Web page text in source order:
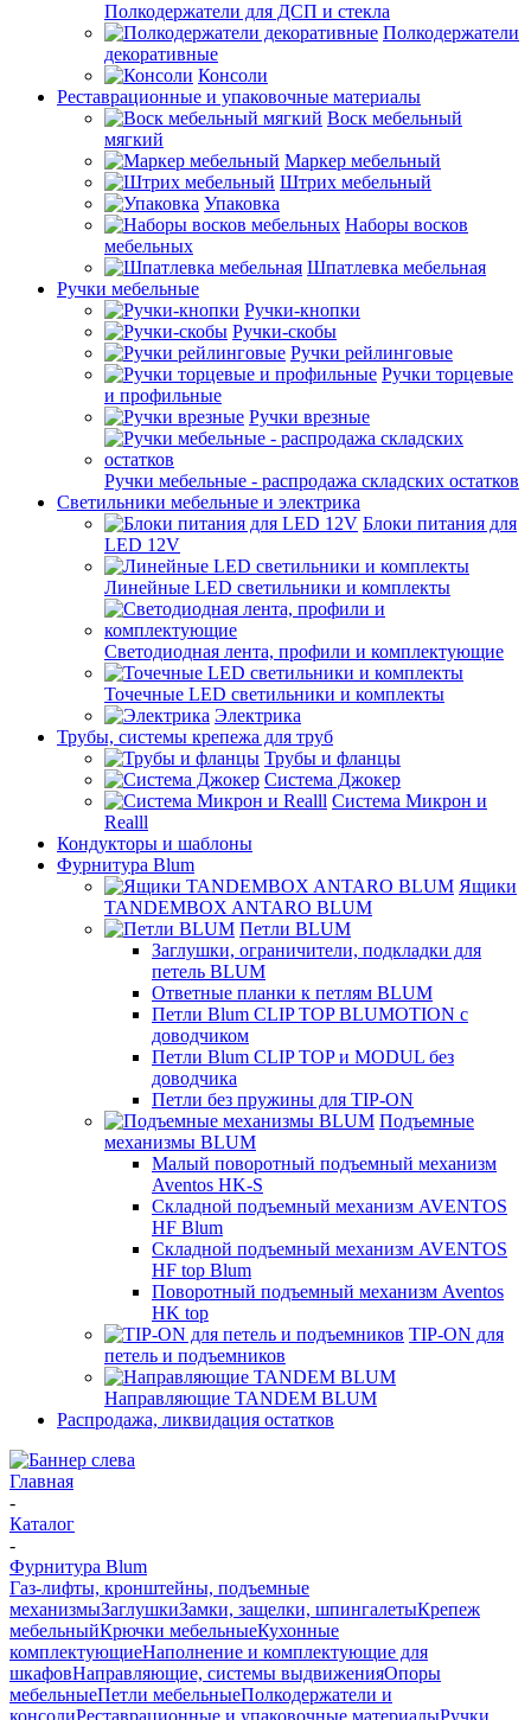
Полкодержатели для ДСП и стекла
Полкодержатели
декоративные
Консоли
Реставрационные и упаковочные материалы
Воск мебельный
мягкий
Маркер мебельный
Штрих мебельный
Упаковка
Наборы восков
мебельных
Шпатлевка мебельная
Ручки мебельные
Ручки-кнопки
Ручки-скобы
Ручки рейлинговые
Ручки торцевые
и профильные
Ручки врезные
Ручки мебельные - распродажа складских остатков
Светильники мебельные и электрика
Блоки питания для
LED 12V
Линейные LED светильники и комплекты
Светодиодная лента, профили и комплектующие
Точечные LED светильники и комплекты
Электрика
Трубы, системы крепежа для труб
Трубы и фланцы
Система Джокер
Система Микрон и
Realll
Кондукторы и шаблоны
Фурнитура Blum
Ящики
TANDEMBOX ANTARO BLUM
Петли BLUM
Заглушки, ограничители, подкладки для
петель BLUM
Ответные планки к петлям BLUM
Петли Blum CLIP TOP BLUMOTION с
доводчиком
Петли Blum CLIP TOP и MODUL без
доводчика
Петли без пружины для TIP-ON
Подъемные
механизмы BLUM
Малый поворотный подъемный механизм
Aventos HK-S
Складной подъемный механизм AVENTOS
HF Blum
Складной подъемный механизм AVENTOS
HF top Blum
Поворотный подъемный механизм Aventos
HK top
TIP-ON для
петель и подъемников
Направляющие TANDEM BLUM
Распродажа, ликвидация остатков
Главная
-
Каталог
-
Фурнитура Blum
Газ-лифты, кронштейны, подъемные
механизмыЗаглушкиЗамки, защелки, шпингалетыКрепеж
мебельныйКрючки мебельныеКухонные
комплектующиеНаполнение и комплектующие для
шкафовНаправляющие, системы выдвиженияОпоры
мебельныеПетли мебельныеПолкодержатели и
консолиРеставрационные и упаковочные материалыРучки